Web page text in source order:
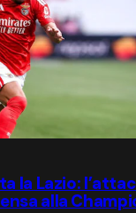
la Lazio:
alla